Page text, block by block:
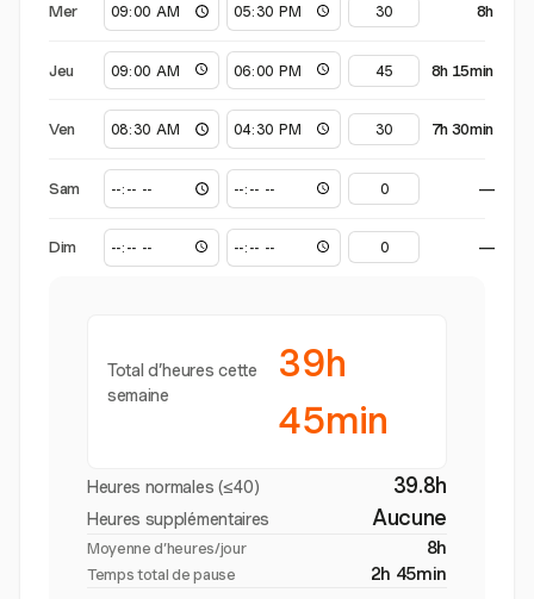
Mer 8h
Jeu 8h 15min
Ven 7h 30min
Sam —
Dim —
Total d’heures cette
semaine
39h
45min
Heures normales (≤40) 39.8h
Heures supplémentaires Aucune
Moyenne d’heures/jour 8h
Temps total de pause 2h 45min